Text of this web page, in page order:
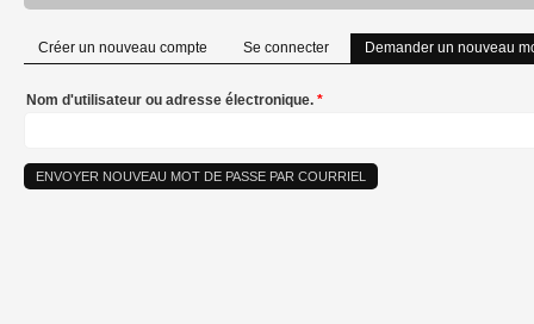
Onglets principaux
Créer un nouveau compte Se connecter Demander un nouveau
Nom d'utilisateur ou adresse électronique. *